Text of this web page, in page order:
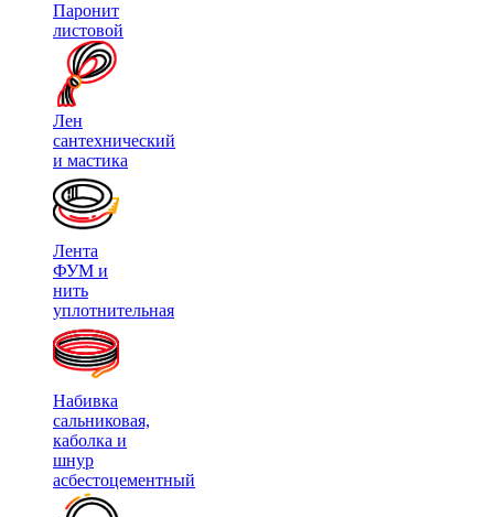
Паронит
листовой
Лен
сантехнический
и мастика
Лента
ФУМ и
нить
уплотнительная
Набивка
сальниковая,
каболка и
шнур
асбестоцементный